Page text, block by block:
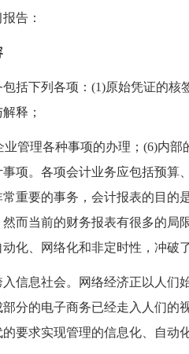
告：
下列各项：(1)原始凭证的核
释；
理各种事项的办理；(6)内部
项。各项会计业务应包括预算
重要的事务，会计报表的目的
而当前的财务报表有很多的局
化、网络化和非定时性，冲破
息社会。网络经济正以人们
分的电子商务已经走入人们的
要求实现管理的信息化、自动